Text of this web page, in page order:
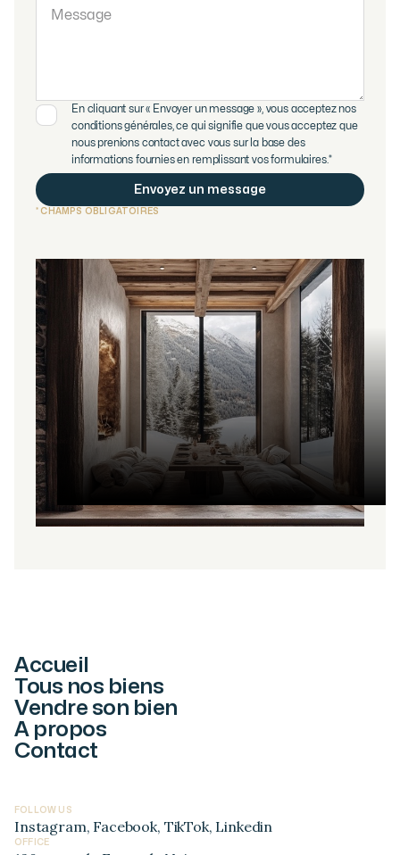
En cliquant sur « Envoyer un message », vous acceptez nos
conditions générales, ce qui signifie que vous acceptez que
nous prenions contact avec vous sur la base des
informations fournies en remplissant vos formulaires.*
* CHAMPS OBLIGATOIRES
Accueil
Tous nos biens
Vendre son bien
A propos
Contact
FOLLOW US
Instagram, Facebook, TikTok, Linkedin
OFFICE